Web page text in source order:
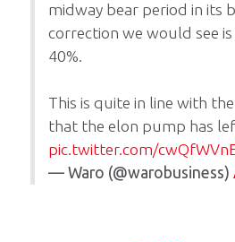
midway bear period in its
correction we would see
40%.
This is quite in line with
that the elon pump has
pic.twitter.com/
— Waro (@warobusiness)